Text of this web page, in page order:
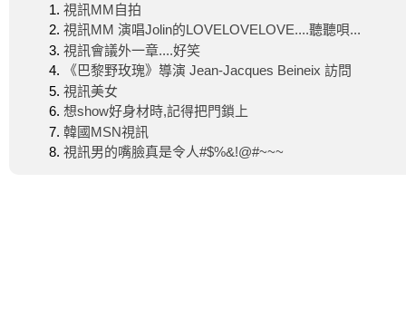
視訊MM自拍
視訊MM 演唱Jolin的LOVELOVELOVE....聽聽唄...
視訊會議外一章....好笑
《巴黎野玫瑰》導演 Jean-Jacques Beineix 訪問
視訊美女
想show好身材時,記得把門鎖上
韓國MSN視訊
視訊男的嘴臉真是令人#$%&!@#~~~